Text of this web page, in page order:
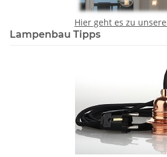
Hier geht es zu
Lampenbau Tipps